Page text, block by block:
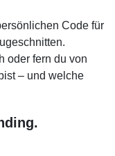
Code für
oder fern du von
– und welche